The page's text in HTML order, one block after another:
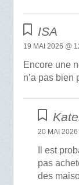
ISA
19 MAI 2026 @
Encore une
n’a pas bien
20 MAI
Il est
pas
des